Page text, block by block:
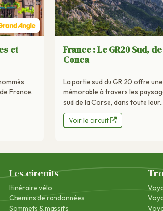
et
France.
France : Le GR20 Sud,
Conca
La partie sud du GR 20 offre
mémorable à travers les
sud de la Corse, dans toute leur..
Voir le circuit
Les circuits
Itinéraire vélo
Chemins de randonnées
Sommets & massifs